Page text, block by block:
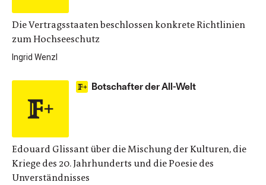
Die Vertragsstaaten beschlossen konkrete Richtlinien
zum Hochseeschutz
Ingrid Wenzl
Botschafter der All-Welt
Edouard Glissant über die Mischung der Kulturen, die
Kriege des 20. Jahrhunderts und die Poesie des
Unverständnisses